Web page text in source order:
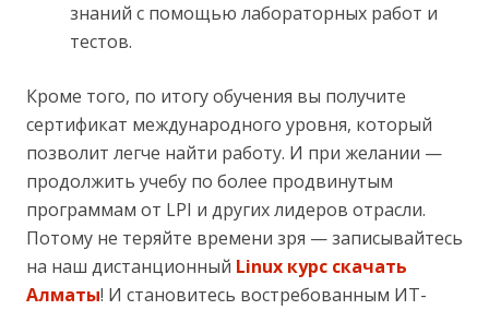
знаний с помощью лабораторных работ и
тестов.
Кроме того, по итогу обучения вы получите
сертификат международного уровня, который
позволит легче найти работу. И при желании —
продолжить учебу по более продвинутым
программам от LPI и других лидеров отрасли.
Потому не теряйте времени зря — записывайтесь
на наш дистанционный Linux курс скачать
Алматы! И становитесь востребованным ИТ-